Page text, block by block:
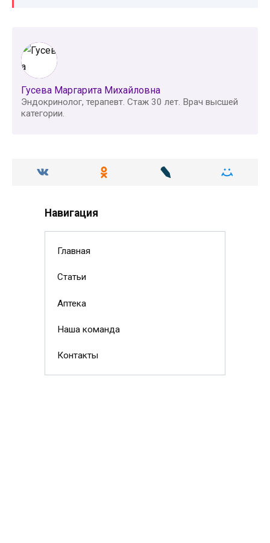
Гусева Маргарита Михайловна
Эндокринолог, терапевт. Стаж 30 лет. Врач высшей
категории.
Навигация
Главная
Статьи
Аптека
Наша команда
Контакты